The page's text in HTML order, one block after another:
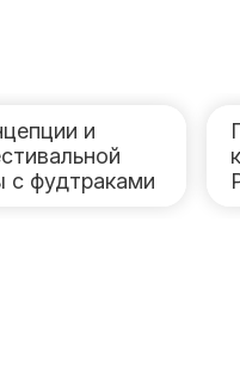
и
с фудтраками